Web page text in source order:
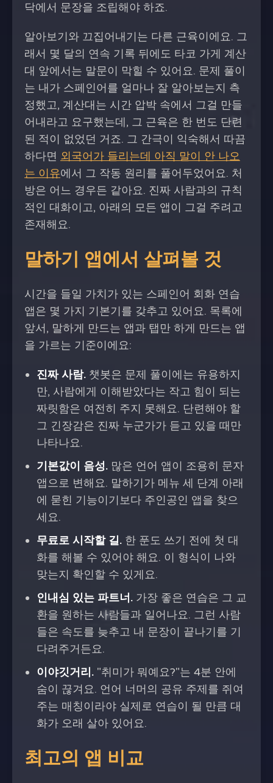
닥에서 문장을 조립해야 하죠.
알아보기와 끄집어내기는 다른 근육이에요. 그
래서 몇 달의 연속 기록 뒤에도 타코 가게 계산
대 앞에서는 말문이 막힐 수 있어요. 문제 풀이
는 내가 스페인어를 얼마나 잘 알아보는지 측
정했고, 계산대는 시간 압박 속에서 그걸 만들
어내라고 요구했는데, 그 근육은 한 번도 단련
된 적이 없었던 거죠. 그 간극이 익숙해서 따끔
하다면 외국어가 들리는데 아직 말이 안 나오
는 이유에서 그 작동 원리를 풀어두었어요. 처
방은 어느 경우든 같아요. 진짜 사람과의 규칙
적인 대화이고, 아래의 모든 앱이 그걸 주려고
존재해요.
말하기 앱에서 살펴볼 것
시간을 들일 가치가 있는 스페인어 회화 연습
앱은 몇 가지 기본기를 갖추고 있어요. 목록에
앞서, 말하게 만드는 앱과 탭만 하게 만드는 앱
을 가르는 기준이에요:
진짜 사람. 챗봇은 문제 풀이에는 유용하지
만, 사람에게 이해받았다는 작고 힘이 되는
짜릿함은 여전히 주지 못해요. 단련해야 할
그 긴장감은 진짜 누군가가 듣고 있을 때만
나타나요.
기본값이 음성. 많은 언어 앱이 조용히 문자
앱으로 변해요. 말하기가 메뉴 세 단계 아래
에 묻힌 기능이기보다 주인공인 앱을 찾으
세요.
무료로 시작할 길. 한 푼도 쓰기 전에 첫 대
화를 해볼 수 있어야 해요. 이 형식이 나와
맞는지 확인할 수 있게요.
인내심 있는 파트너. 가장 좋은 연습은 그 교
환을 원하는 사람들과 일어나요. 그런 사람
들은 속도를 늦추고 내 문장이 끝나기를 기
다려주거든요.
이야깃거리. "취미가 뭐예요?"는 4분 안에
숨이 끊겨요. 언어 너머의 공유 주제를 쥐여
주는 매칭이라야 실제로 연습이 될 만큼 대
화가 오래 살아 있어요.
최고의 앱 비교